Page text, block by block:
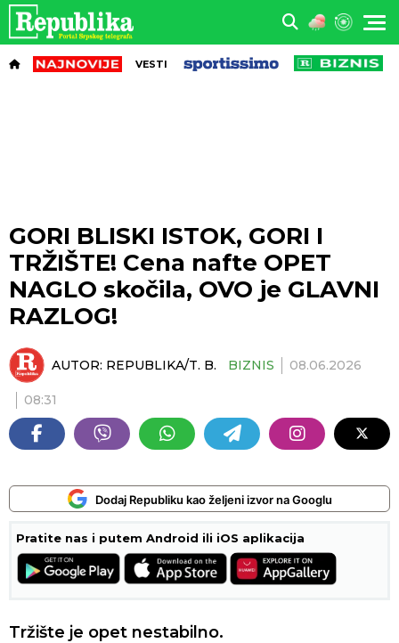
VESTI
GORI BLISKI ISTOK, GORI I
TRŽIŠTE! Cena nafte OPET
NAGLO skočila, OVO je GLAVNI
RAZLOG!
AUTOR: REPUBLIKA/T. B. BIZNIS 08.06.2026
08:31
Dodaj Republiku kao željeni izvor na Googlu
Pratite nas i putem Android ili iOS aplikacija
Tržište je opet nestabilno.